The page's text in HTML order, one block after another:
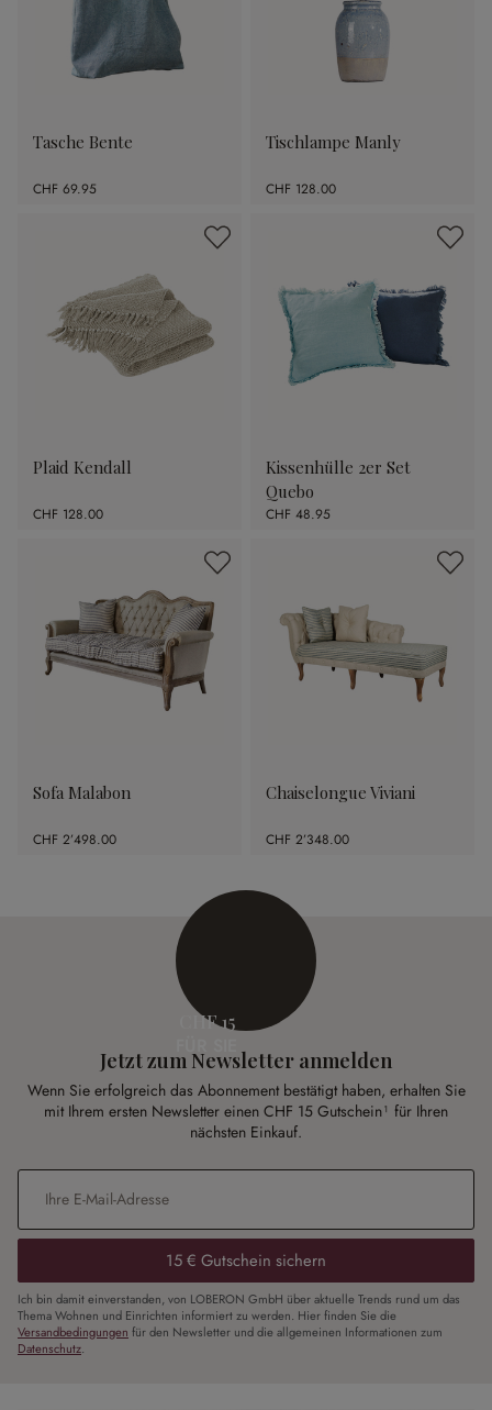
Tasche Bente
CHF 69.95
Tischlampe Manly
CHF 128.00
Plaid Kendall
CHF 128.00
Kissenhülle 2er Set
Quebo
CHF 48.95
Sofa Malabon
CHF 2’498.00
Chaiselongue Viviani
CHF 2’348.00
CHF 15
Jetzt zum Newsletter anmelden
Wenn Sie erfolgreich das Abonnement bestätigt haben, erhalten Sie
mit Ihrem ersten Newsletter einen CHF 15 Gutschein¹ für Ihren
nächsten Einkauf.
E-Mail-Adresse
15 € Gutschein sichern
Ich bin damit einverstanden, von LOBERON GmbH über aktuelle Trends rund um das
Thema Wohnen und Einrichten informiert zu werden. Hier finden Sie die
Versandbedingungen für den Newsletter und die allgemeinen Informationen zum
Datenschutz.